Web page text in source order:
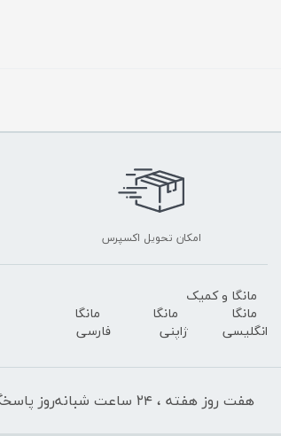
امکان تحویل اکسپرس
مانگا و کمیک
مانگا
انگلیسی
مانگا
ژاپنی
مانگا
فارسی
هفت روز هفته ، ۲۴ ساعت شبانه‌روز پاسخگوی شما هستیم